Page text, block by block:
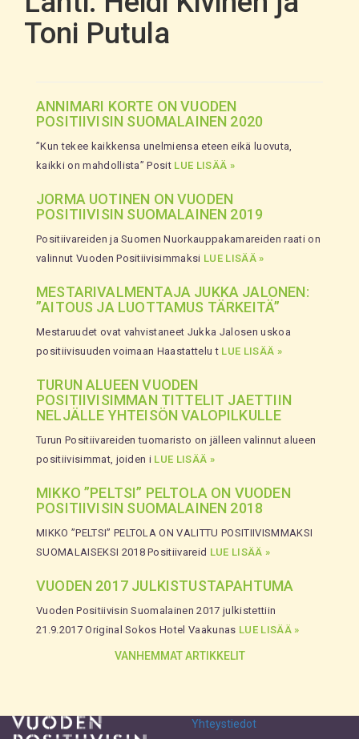
Toni Putula
ANNIMARI KORTE ON VUODEN
POSITIIVISIN SUOMALAINEN 2020
”Kun tekee kaikkensa unelmiensa eteen eikä luovuta,
kaikki on mahdollista” Posit LUE LISÄÄ »
JORMA UOTINEN ON VUODEN
POSITIIVISIN SUOMALAINEN 2019
Positiivareiden ja Suomen Nuorkauppakamareiden raati on
valinnut Vuoden Positiivisimmaksi LUE LISÄÄ »
MESTARIVALMENTAJA JUKKA JALONEN:
”AITOUS JA LUOTTAMUS TÄRKEITÄ”
Mestaruudet ovat vahvistaneet Jukka Jalosen uskoa
positiivisuuden voimaan Haastattelu t LUE LISÄÄ »
TURUN ALUEEN VUODEN
POSITIIVISIMMAN TITTELIT JAETTIIN
NELJÄLLE YHTEISÖN VALOPILKULLE
Turun Positiivareiden tuomaristo on jälleen valinnut alueen
positiivisimmat, joiden i LUE LISÄÄ »
MIKKO ”PELTSI” PELTOLA ON VUODEN
POSITIIVISIN SUOMALAINEN 2018
MIKKO ”PELTSI” PELTOLA ON VALITTU POSITIIVISMMAKSI
SUOMALAISEKSI 2018 Positiivareid LUE LISÄÄ »
VUODEN 2017 JULKISTUSTAPAHTUMA
Vuoden Positiivisin Suomalainen 2017 julkistettiin
21.9.2017 Original Sokos Hotel Vaakunas LUE LISÄÄ »
ArtikkelienVANHEMMAT ARTIKKELIT
Yhteystiedot